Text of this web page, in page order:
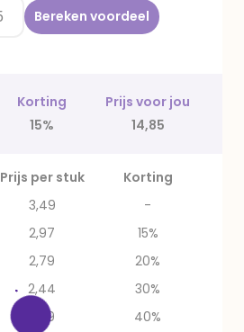
Bereken voordeel
Korting
Prijs voor jou
15% 14,85
Prijs per stuk
Korting
3,49
-
2,97
15%
2,79
20%
2,44
30%
2,09 40%